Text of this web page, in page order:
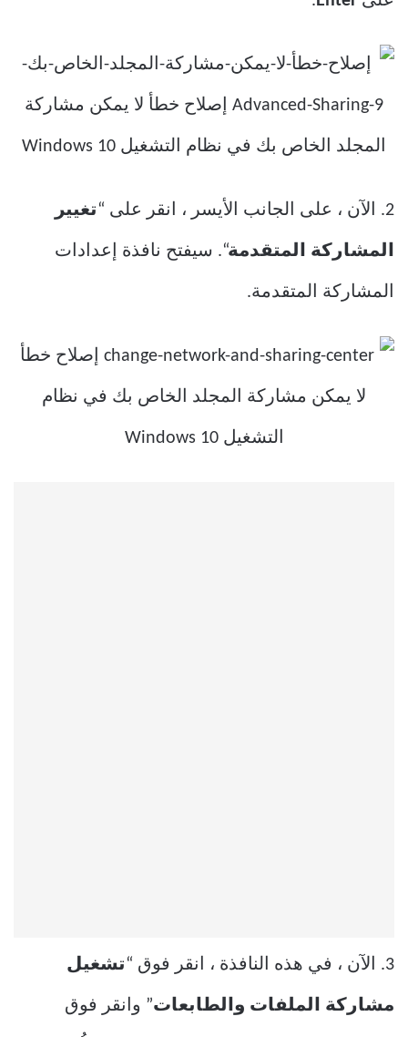
2. الآن ، على الجانب الأيسر ، انقر على “ تغيير
المشاركة المتقدمة“. سيفتح نافذة إعدادات
المشاركة المتقدمة.
3. الآن ، في هذه النافذة ، انقر فوق “ تشغيل
مشاركة الملفات والطابعات” وانقر فوق